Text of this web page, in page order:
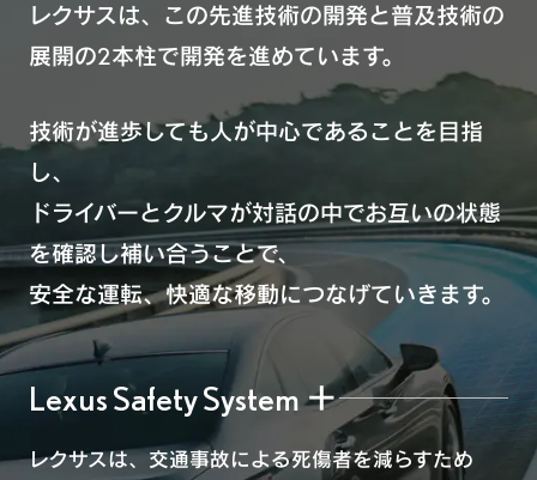
レクサスは、この先進技術の開発と普及技術の
展開の2本柱で開発を進めています。
技術が進歩しても人が中心であることを目指
し、
ドライバーとクルマが対話の中でお互いの状態
を確認し補い合うことで、
安全な運転、快適な移動につなげていきます。
Lexus Safety System ＋
レクサスは、交通事故による死傷者を減らすため